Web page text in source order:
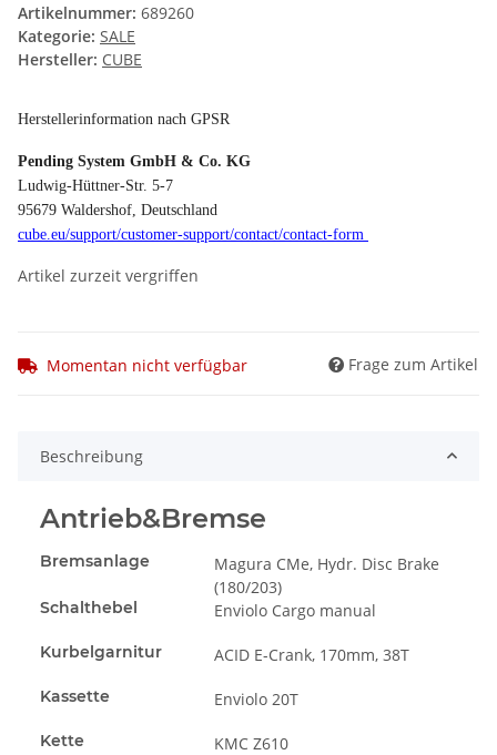
Artikelnummer: 689260
Kategorie: SALE
Hersteller: CUBE
Herstellerinformation nach GPSR
Pending System GmbH & Co. KG
Ludwig-Hüttner-Str. 5-7
95679 Waldershof, Deutschland
cube.eu/support/customer-support/contact/contact-form
Artikel zurzeit vergriffen
Momentan nicht verfügbar Frage zum Artikel
Beschreibung
Antrieb&Bremse
Bremsanlage
Magura CMe, Hydr. Disc Brake
(180/203)
Schalthebel Enviolo Cargo manual
Kurbelgarnitur ACID E-Crank, 170mm, 38T
Kassette Enviolo 20T
Kette KMC Z610